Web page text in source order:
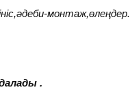
монтаж,өлеңдер.
.